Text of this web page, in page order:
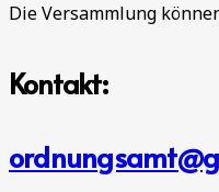
Die Versammlung
Kontakt: